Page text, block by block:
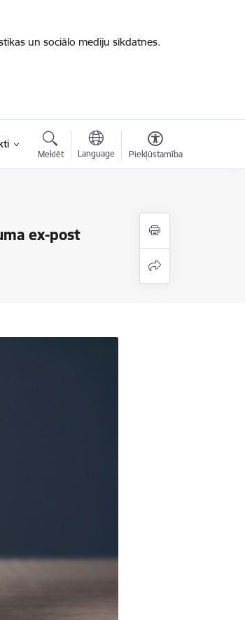
un sociālo mediju sīkdatnes.
Meklēt Language Piekļūstamība
ex-post